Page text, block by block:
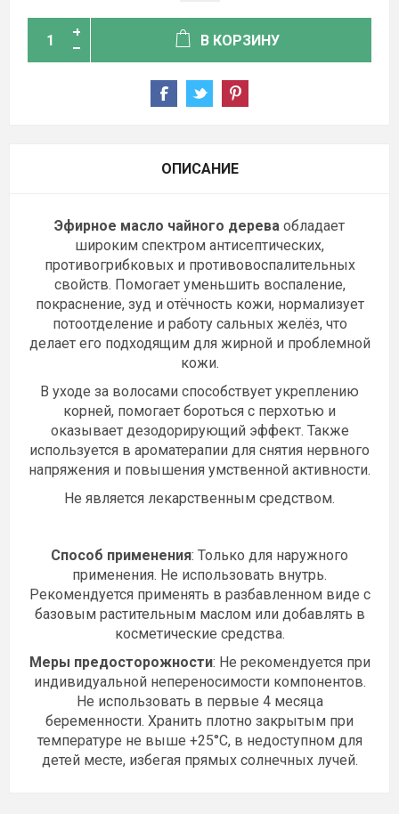
В КОРЗИНУ
ОПИСАНИЕ
Эфирное масло чайного дерева обладает
широким спектром антисептических,
противогрибковых и противовоспалительных
свойств. Помогает уменьшить воспаление,
покраснение, зуд и отёчность кожи, нормализует
потоотделение и работу сальных желёз, что
делает его подходящим для жирной и проблемной
кожи.
В уходе за волосами способствует укреплению
корней, помогает бороться с перхотью и
оказывает дезодорирующий эффект. Также
используется в ароматерапии для снятия нервного
напряжения и повышения умственной активности.
Не является лекарственным средством.
Способ применения: Только для наружного
применения. Не использовать внутрь.
Рекомендуется применять в разбавленном виде с
базовым растительным маслом или добавлять в
косметические средства.
Меры предосторожности: Не рекомендуется при
индивидуальной непереносимости компонентов.
Не использовать в первые 4 месяца
беременности. Хранить плотно закрытым при
температуре не выше +25°С, в недоступном для
детей месте, избегая прямых солнечных лучей.